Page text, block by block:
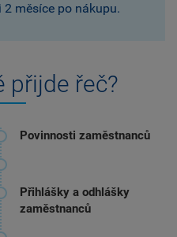
měsíce po nákupu.
přijde řeč?
Povinnosti zaměstnanců
Přihlášky a odhlášky
zaměstnanců